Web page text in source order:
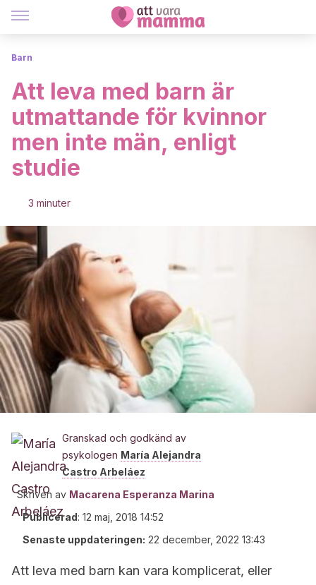
Barn
Att leva med barn är
utmattande för kvinnor
men inte män, enligt
studie
3 minuter
Granskad och godkänd av
psykologen María Alejandra
Castro Arbeláez
Skriven av Macarena Esperanza Marina
Publicerad: 12 maj, 2018 14:52
Senaste uppdateringen: 22 december, 2022 13:43
Att leva med barn kan vara komplicerat, eller